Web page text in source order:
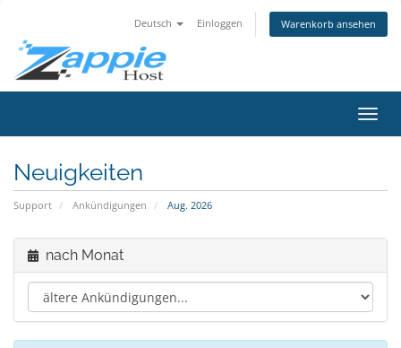
Deutsch Einloggen Warenkorb ansehen
ein-/
Neuigkeiten
Support Ankündigungen Aug. 2026
nach Monat